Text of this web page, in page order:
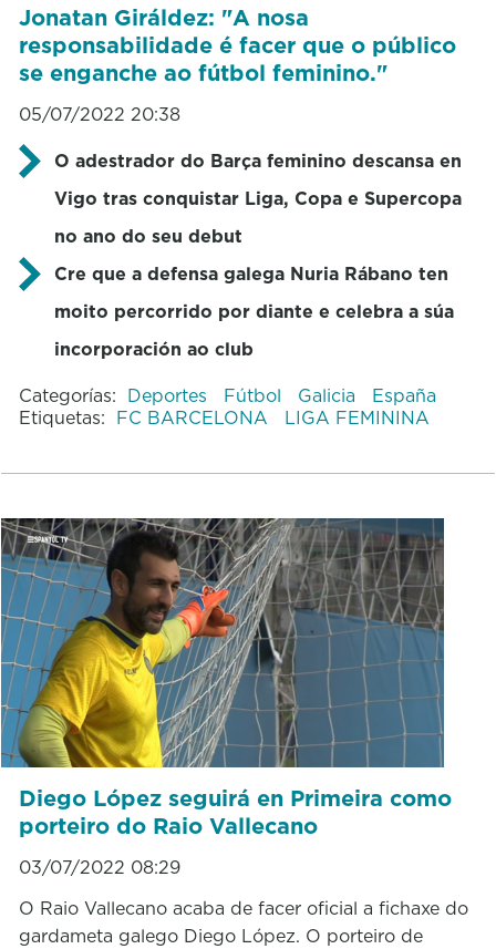
Jonatan Giráldez: "A nosa
responsabilidade é facer que o público
se enganche ao fútbol feminino."
05/07/2022 20:38
O adestrador do Barça feminino descansa en
Vigo tras conquistar Liga, Copa e Supercopa
no ano do seu debut
Cre que a defensa galega Nuria Rábano ten
moito percorrido por diante e celebra a súa
incorporación ao club
Categorías: Deportes Fútbol Galicia
España
Etiquetas: FC BARCELONA LIGA FEMININA
Diego López seguirá en Primeira como
porteiro do Raio Vallecano
03/07/2022 08:29
O Raio Vallecano acaba de facer oficial a fichaxe do
gardameta galego Diego López. O porteiro de